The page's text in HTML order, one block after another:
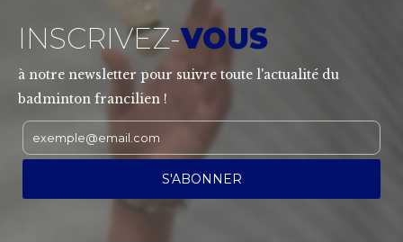
INSCRIVEZ-VOUS
à notre newsletter pour suivre toute l'actualité du
badminton francilien !